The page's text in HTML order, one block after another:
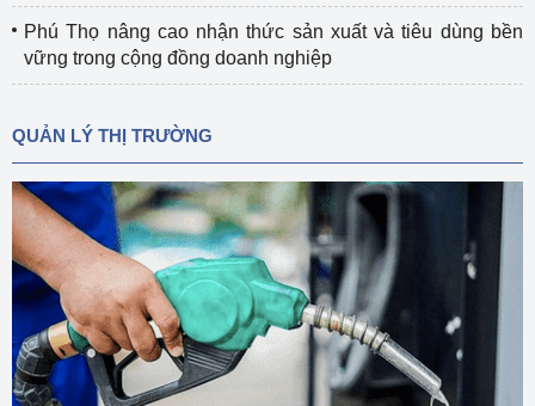
Phú Thọ nâng cao nhận thức sản xuất và tiêu dùng bền
vững trong cộng đồng doanh nghiệp
QUẢN LÝ THỊ TRƯỜNG